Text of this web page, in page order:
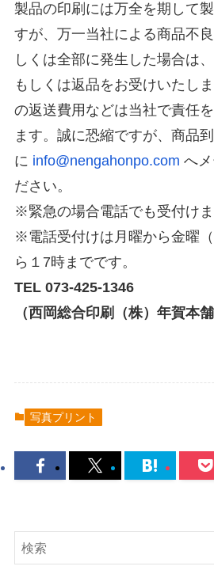
製品の印刷には万全を期して
すが、万一当社による商品不
しくは全部に発生した場合は
もしくは返品をお受けいたし
の返送費用などは当社で責任
ます。誠に恐縮ですが、商品
に info@nengahonpo.com へ
ださい。
※緊急の場合電話でも受付けま
※電話受付けは月曜から金曜
ら１7時までです。
TEL 073-425-1346
（西岡総合印刷（株）年賀本舗
写真プリント